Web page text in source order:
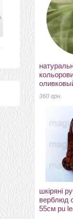
360 грн.
шкіряні
верблюд
55см pu